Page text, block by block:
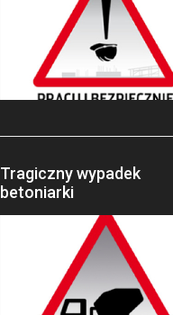
Tragiczny wypadek
betoniarki